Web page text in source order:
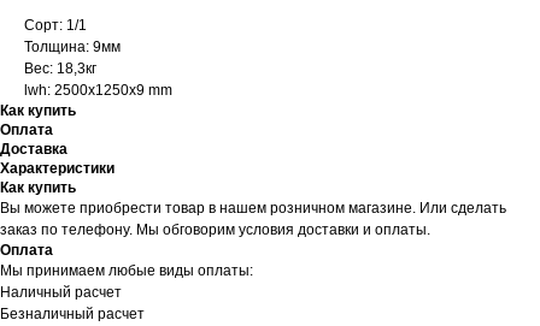
Сорт: 1/1
Толщина: 9мм
Вес: 18,3кг
lwh: 2500x1250x9 mm
Как купить
Оплата
Доставка
Характеристики
Как купить
Вы можете приобрести товар в нашем розничном магазине. Или сделать
заказ по телефону. Мы обговорим условия доставки и оплаты.
Оплата
Мы принимаем любые виды оплаты:
Наличный расчет
Безналичный расчет